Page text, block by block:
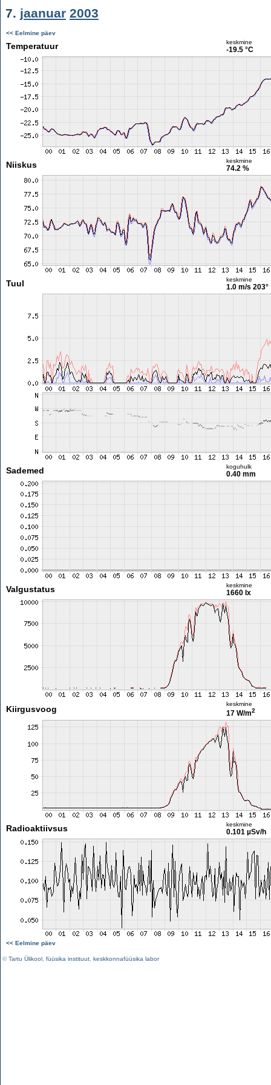
7. jaanuar 2003
<< Eelmine päev
Temperatuur keskmine
-19.5 °C
Niiskus keskmine
74.2 %
Tuul keskmine
1.0 m/s 203°
Sademed koguhulk
0.40 mm
Valgustatus keskmine
1660 lx
Kiirgusvoog
keskmine
17 W/m2
Radioaktiivsus keskmine
0.101 µSv/h
<< Eelmine päev
©Tartu Ülikool füüsika instituut keskkonnafüüsika labor